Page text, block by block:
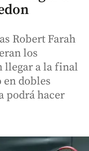
Robert Farah
los
llegar a la final
dobles
podrá hacer